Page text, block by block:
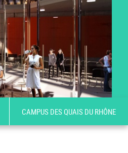
CAMPUS DES QUAIS DU RHÔNE